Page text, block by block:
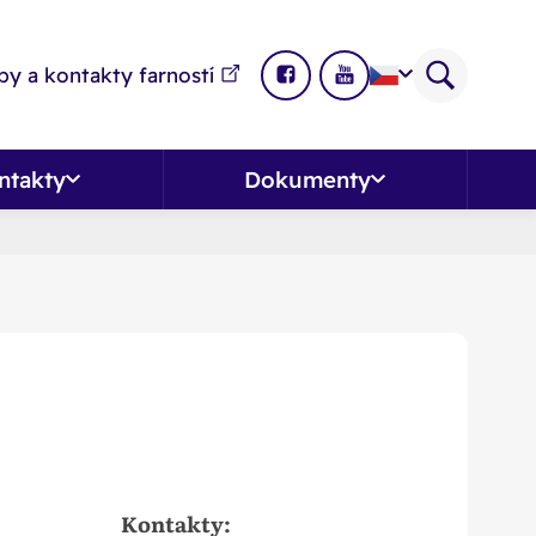
Dokumenty
a kontakty farností
Kontakty: